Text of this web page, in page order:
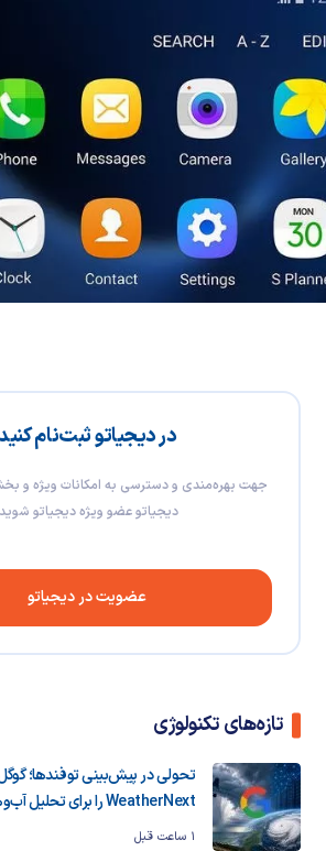
در دیجیاتو ثبت‌نام
جهت بهره‌مندی و دسترسی به امکانات ویژه و
دیجیاتو عضو ویژه دیجیاتو
عضویت در دیجیاتو
تازه‌های تکنولوژی
تحولی در پیش‌بینی توفندها؛
WeatherNext را برای تحلیل آب‌وهوا معرفی کرد
1 ساعت قبل